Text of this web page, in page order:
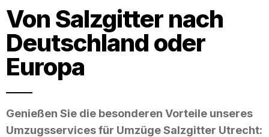
Von Salzgitter nach
Deutschland oder
Europa
Genießen Sie die besonderen Vorteile unseres
Umzugsservices für Umzüge Salzgitter Utrecht: